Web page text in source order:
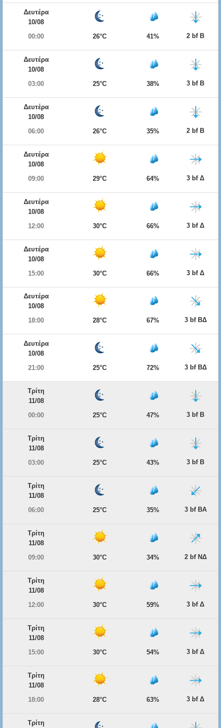
Δευτέρα
10/08
00:00
26°C 41% 2 bf Β
Δευτέρα
10/08
03:00
25°C 38% 3 bf Β
Δευτέρα
10/08
06:00
26°C 35% 2 bf Β
Δευτέρα
10/08
09:00
29°C 64% 3 bf Δ
Δευτέρα
10/08
12:00
30°C 66% 3 bf Δ
Δευτέρα
10/08
15:00
30°C 66% 3 bf Δ
Δευτέρα
10/08
18:00
28°C 67% 3 bf ΒΔ
Δευτέρα
10/08
21:00
25°C 72% 3 bf ΒΔ
Τρίτη
11/08
00:00
25°C 47% 3 bf Β
Τρίτη
11/08
03:00
25°C 43% 3 bf Β
Τρίτη
11/08
06:00
25°C 35% 3 bf ΒΑ
Τρίτη
11/08
09:00
30°C 34% 2 bf ΝΔ
Τρίτη
11/08
12:00
30°C 59% 3 bf Δ
Τρίτη
11/08
15:00
30°C 54% 3 bf Δ
Τρίτη
11/08
18:00
28°C 63% 3 bf Δ
Τρίτη